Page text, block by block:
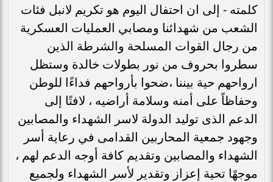
كلمته - إلى ان احتفال اليوم هو تكريم لانبل فئات
الشعب من شهدائنا ومصابي العمليات العسكرية
من رجال القوات المسلحة والشرطة الذين
سطروا بحروف من نور بطولات خالدة وستظل
ارواحهم حية بيننا ،ضحوا بأرواحهم فداءًا للوطن
وحفاظاً على أمنه وسلامة أراضيه ، لافتًا إلى
الدعم الذى توليد الدولة لاسر الشهداء والمصابين
وجهود جمعية المحاربين القدامى في رعاية أسر
الشهداء والمصابين وتقديم كافة أوجه الدعم لهم ،
موجهًا تحية إعزاز وتقدير لأسر الشهداء ولجميع